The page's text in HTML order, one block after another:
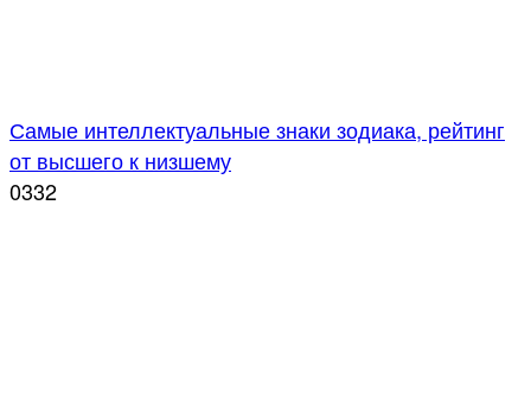
Самые интеллектуальные знаки зодиака, рейтинг
от высшего к низшему
0332